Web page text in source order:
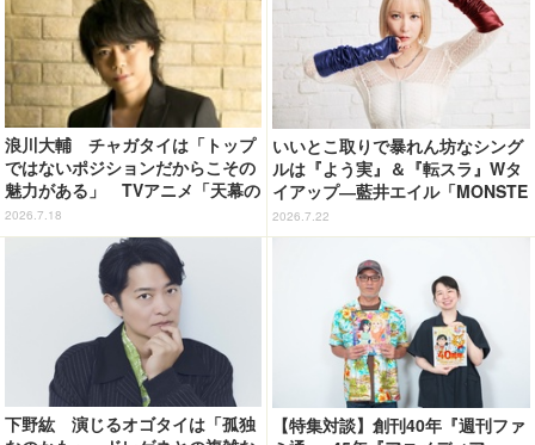
浪川大輔 チャガタイは「トップ
ではないポジションだからこその
魅力がある」 TVアニメ「天幕の
ジャードゥーガル」インタビュー
（７）
2026.7.18
いいとこ取りで暴れん坊なシング
ルは『よう実』＆『転スラ』Wタ
イアップ―藍井エイル「MONSTE
R/絵空事」リリース記念インタビ
ュー
2026.7.22
下野紘 演じるオゴタイは「孤独
【特集対談】創刊40年『週刊ファ